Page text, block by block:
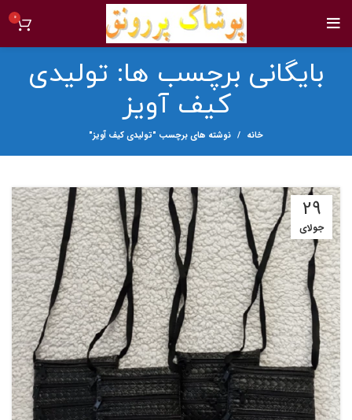
0
بایگانی برچسب ها: تولیدی
کیف آویز
خانه نوشته های برچسب "تولیدی کیف آویز"
29
جولای